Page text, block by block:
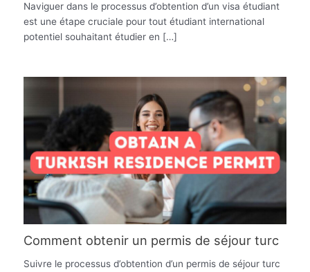
Naviguer dans le processus d’obtention d’un visa étudiant
est une étape cruciale pour tout étudiant international
potentiel souhaitant étudier en […]
Comment obtenir un permis de séjour turc
Suivre le processus d’obtention d’un permis de séjour turc